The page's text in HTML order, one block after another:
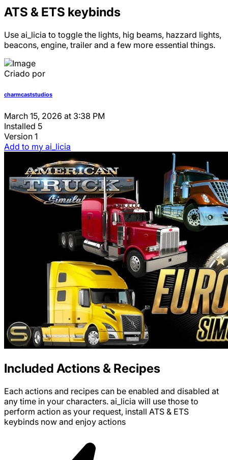
ATS & ETS keybinds
Use ai_licia to toggle the lights, hig beams, hazzard lights,
beacons, engine, trailer and a few more essential things.
Criado por
charmcaststudios
March 15, 2026 at 3:38 PM
Installed 5
Version 1
Add to my ai_licia
Included Actions & Recipes
Each actions and recipes can be enabled and disabled at
any time in your characters. ai_licia will use those to
perform action as your request, install ATS & ETS
keybinds now and enjoy actions